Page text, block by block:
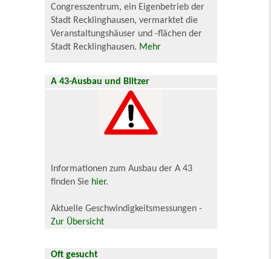
Congresszentrum, ein Eigenbetrieb der
Stadt Recklinghausen, vermarktet die
Veranstaltungshäuser und -flächen der
Stadt Recklinghausen. Mehr
A 43-Ausbau und Blitzer
Informationen zum Ausbau der A 43
finden Sie hier.
Aktuelle Geschwindigkeitsmessungen -
Zur Übersicht
Oft gesucht